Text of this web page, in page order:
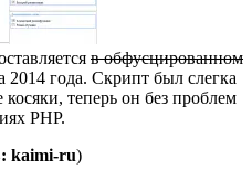
в обфусцированном
2014 года. Скрипт был слегка
теперь он без проблем
PHP.
kaimi-ru)